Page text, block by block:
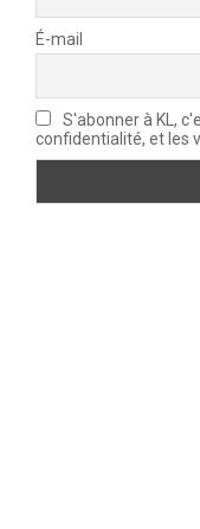
É-mail
S'abonner à KL,
confidentialité, et les